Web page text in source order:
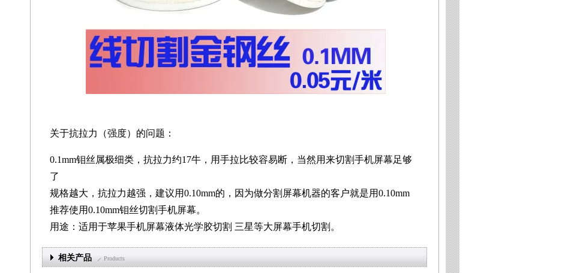
关于抗拉力（强度）的问题：
0.1mm钼丝属极细类，抗拉力约17牛，用手拉比较容易断，当然用来切割手机屏幕足够
了
规格越大，抗拉力越强，建议用0.10mm的，因为做分割屏幕机器的客户就是用0.10mm
推荐使用0.10mm钼丝切割手机屏幕。
用途：适用于苹果手机屏幕液体光学胶切割 三星等大屏幕手机切割。
相关产品 Products